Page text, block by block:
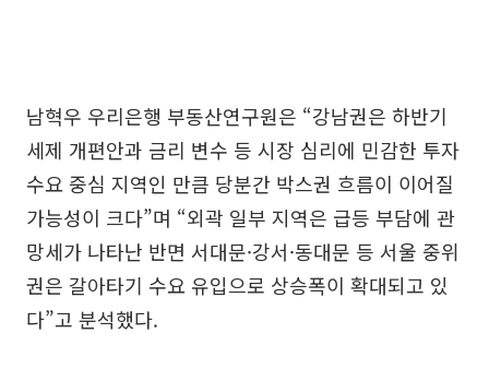
남혁우 우리은행 부동산연구원은 “강남권은 하반기
세제 개편안과 금리 변수 등 시장 심리에 민감한 투자
수요 중심 지역인 만큼 당분간 박스권 흐름이 이어질
가능성이 크다”며 “외곽 일부 지역은 급등 부담에 관
망세가 나타난 반면 서대문·강서·동대문 등 서울 중위
권은 갈아타기 수요 유입으로 상승폭이 확대되고 있
다”고 분석했다.